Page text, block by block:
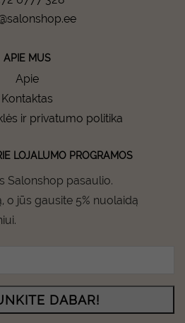
APIE MUS
Apie
Kontaktas
ir privatumo politika
LOJALUMO PROGRAMOS
Salonshop pasaulio.
o jūs gausite 5% nuolaidą
DABAR!